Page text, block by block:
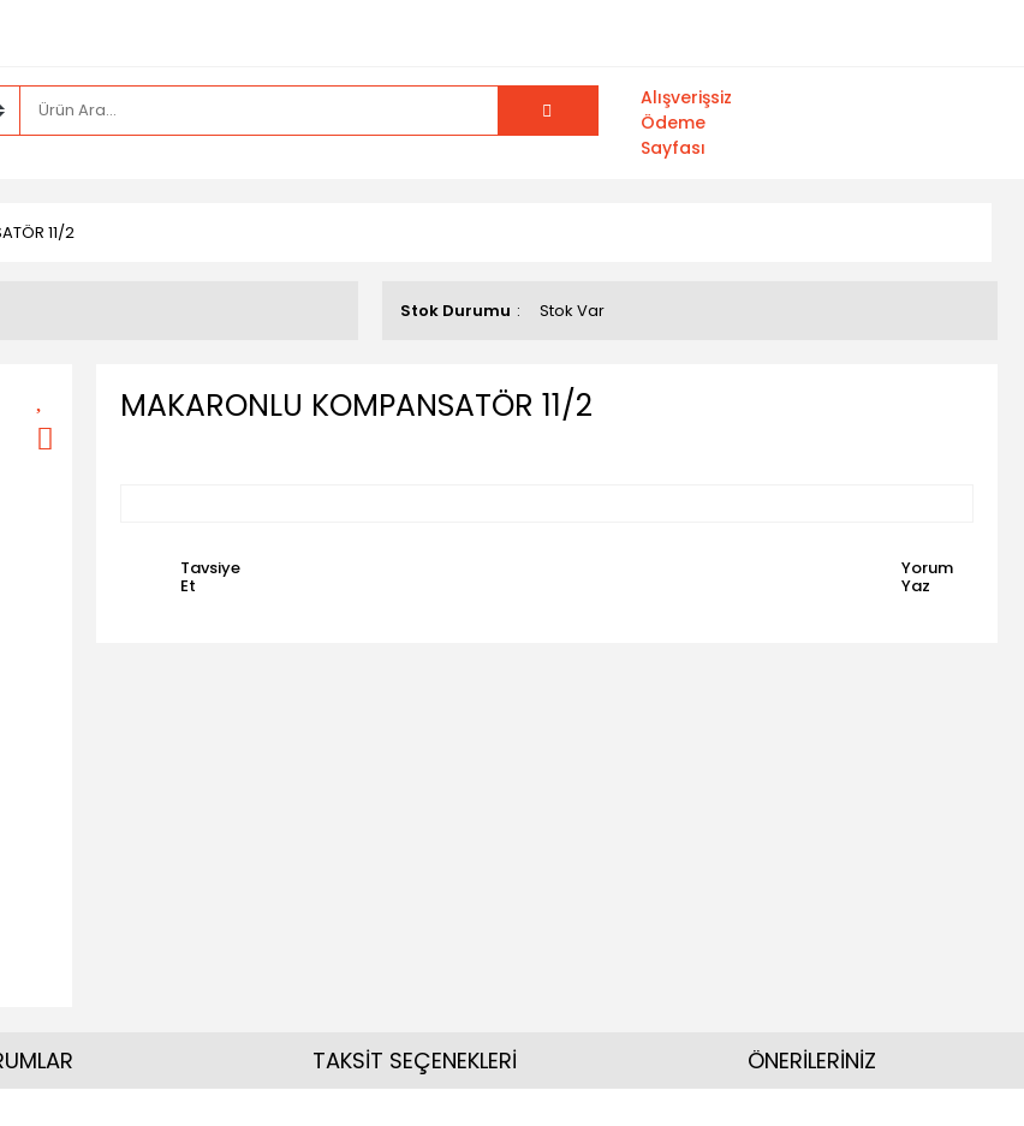
Alışverişsiz
Ödeme
Sayfası
11/2
Stok Durumu Stok Var
MAKARONLU KOMPANSATÖR 11/2
Tavsiye
Et
Yorum
Yaz
TAKSİT SEÇENEKLERİ ÖNERİLERİNİZ